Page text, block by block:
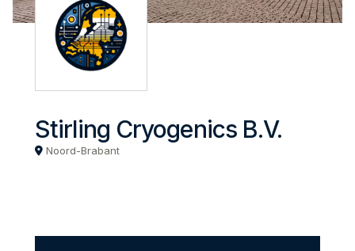
Stirling Cryogenics B.V.
Noord-Brabant